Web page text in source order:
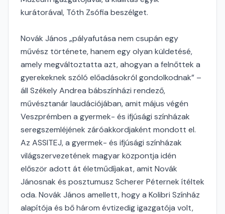
kurátorával, Tóth Zsófia beszélget.
Novák János „pályafutása nem csupán egy
művész története, hanem egy olyan küldetésé,
amely megváltoztatta azt, ahogyan a felnőttek a
gyerekeknek szóló előadásokról gondolkodnak” –
áll Székely Andrea bábszínházi rendező,
művésztanár laudációjában, amit május végén
Veszprémben a gyermek- és ifjúsági színházak
seregszemléjének záróakkordjaként mondott el.
Az ASSITEJ, a gyermek- és ifjúsági színházak
világszervezetének magyar központja idén
először adott át életműdíjakat, amit Novák
Jánosnak és posztumusz Scherer Péternek ítéltek
oda. Novák János amellett, hogy a Kolibri Színház
alapítója és bő három évtizedig igazgatója volt,